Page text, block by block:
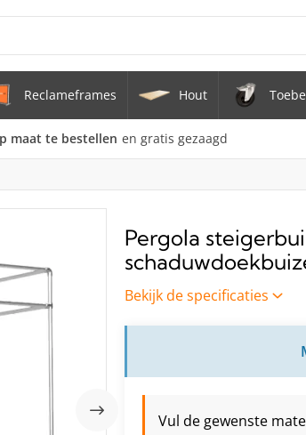
Ø 33,7 mm zwenkwielen Ø 75 mm
spandoek) uit gegalvaniseerde stalen
mm
Reclameframes Hout
maat te bestellen en gratis gezaagd
Pergola
Bekijk de specificaties
Vul de gewenste